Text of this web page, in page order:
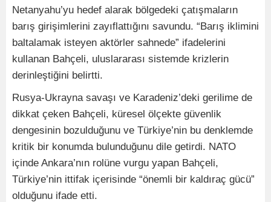
Netanyahu’yu hedef alarak bölgedeki çatışmaların
barış girişimlerini zayıflattığını savundu. “Barış iklimini
baltalamak isteyen aktörler sahnede” ifadelerini
kullanan Bahçeli, uluslararası sistemde krizlerin
derinleştiğini belirtti.
Rusya-Ukrayna savaşı ve Karadeniz’deki gerilime de
dikkat çeken Bahçeli, küresel ölçekte güvenlik
dengesinin bozulduğunu ve Türkiye’nin bu denklemde
kritik bir konumda bulunduğunu dile getirdi. NATO
içinde Ankara’nın rolüne vurgu yapan Bahçeli,
Türkiye’nin ittifak içerisinde “önemli bir kaldıraç gücü”
olduğunu ifade etti.